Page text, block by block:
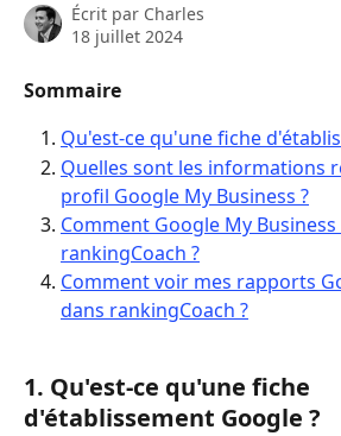
Écrit par Charles
18 juillet 2024
Sommaire
Qu'est-ce qu'une fiche
Quelles sont les informations
profil Google My Business ?
Comment Google My
rankingCoach ?
Comment voir mes rapports
dans rankingCoach ?
1. Qu'est-ce qu'une fiche
d'établissement Google ?